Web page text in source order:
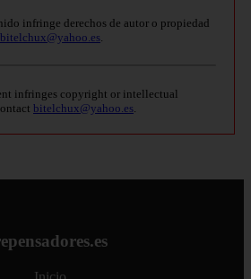
infringe derechos de autor o propiedad
bitelchux@yahoo.es
infringes copyright or intellectual
bitelchux@yahoo.es